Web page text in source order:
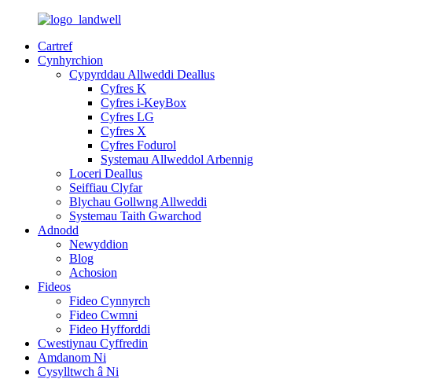
Cartref
Cynhyrchion
Cypyrddau Allweddi Deallus
Cyfres K
Cyfres i-KeyBox
Cyfres LG
Cyfres X
Cyfres Fodurol
Systemau Allweddol Arbennig
Loceri Deallus
Seiffiau Clyfar
Blychau Gollwng Allweddi
Systemau Taith Gwarchod
Adnodd
Newyddion
Blog
Achosion
Fideos
Fideo Cynnyrch
Fideo Cwmni
Fideo Hyfforddi
Cwestiynau Cyffredin
Amdanom Ni
Cysylltwch â Ni